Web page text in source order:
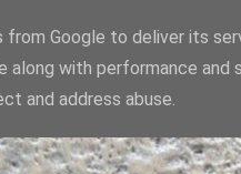
Google to deliver its
along with performance
and address abuse.